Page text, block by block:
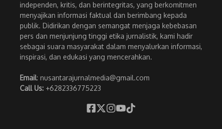
independen, kritis, dan berintegritas, yang berkomitmen
menyajikan informasi faktual dan berimbang kepada
publik. Didirikan dengan semangat menjaga kebebasan
pers dan menjunjung tinggi etika jurnalistik, kami hadir
sebagai suara masyarakat dalam menyalurkan informasi,
inspirasi, dan edukasi yang mencerahkan.
Email: nusantarajurnalmedia@gmail.com
Call Us: +6282336775223